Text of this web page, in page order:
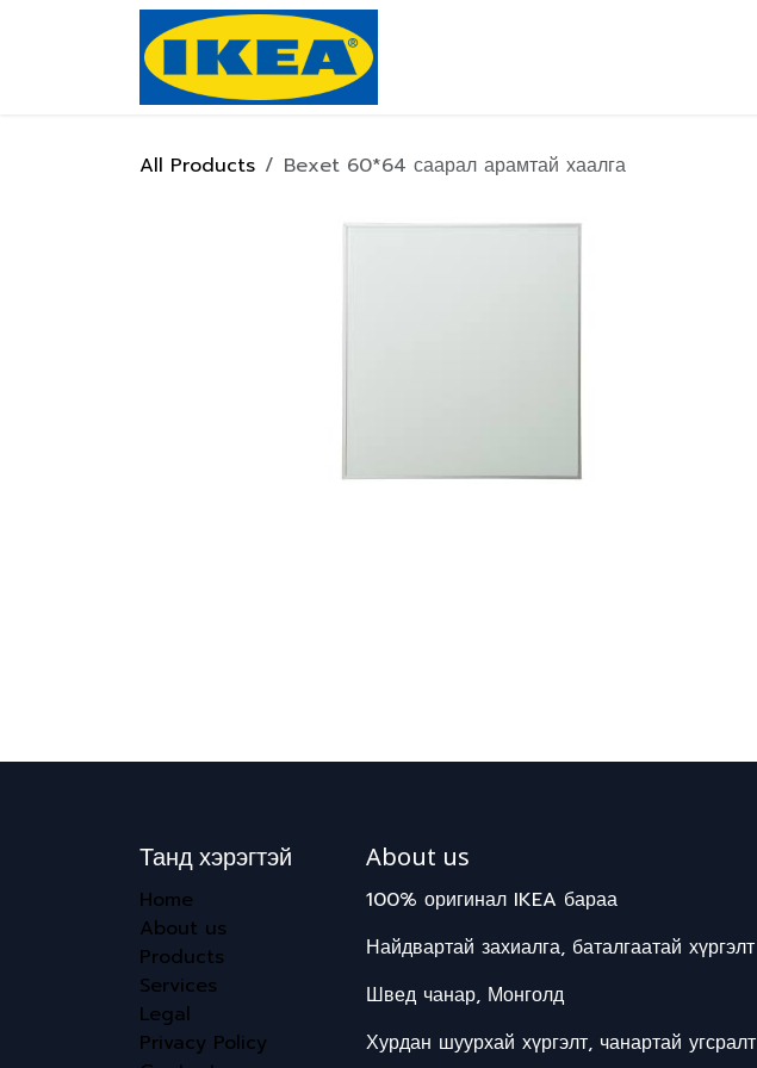
Skip to Content
All Products Bexet 60*64 саарал арамтай хаалга
Танд хэрэгтэй
Home
About us
Products
Services
Legal
Privacy Policy
About us
100% оригинал IKEA бараа
Найдвартай захиалга, баталгаатай хүргэлт
Швед чанар, Монголд
Хурдан шуурхай хүргэлт, чанартай угсралт